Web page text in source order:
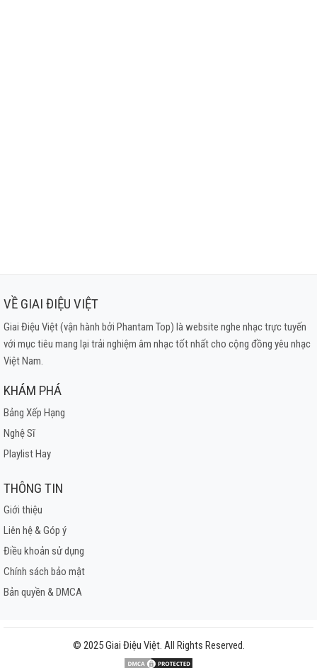
VỀ GIAI ĐIỆU VIỆT
Giai Điệu Việt (vận hành bởi Phantam Top) là website nghe nhạc trực tuyến
với mục tiêu mang lại trải nghiệm âm nhạc tốt nhất cho cộng đồng yêu nhạc
Việt Nam.
KHÁM PHÁ
Bảng Xếp Hạng
Nghệ Sĩ
Playlist Hay
THÔNG TIN
Giới thiệu
Liên hệ & Góp ý
Điều khoản sử dụng
Chính sách bảo mật
Bản quyền & DMCA
© 2025 Giai Điệu Việt. All Rights Reserved.